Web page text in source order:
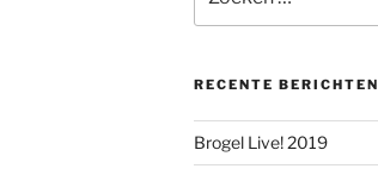
naar:
RECENTE BERICHTEN
Brogel Live! 2019